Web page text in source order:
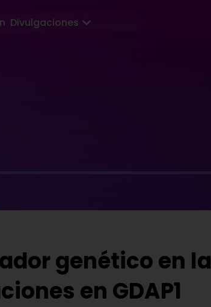
Divulgaciones Abrir Divulgaciones
genético en la
en GDAP1